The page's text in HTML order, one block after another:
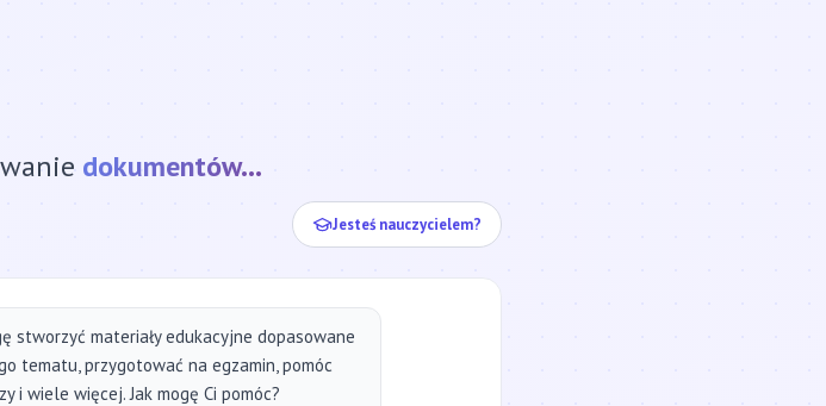
strony internetowej...
Jesteś nauczycielem?
stworzyć materiały edukacyjne dopasowane
tematu, przygotować na egzamin, pomóc
i wiele więcej. Jak mogę Ci pomóc?